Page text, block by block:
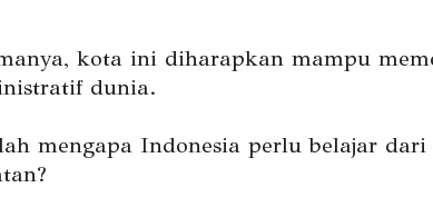
kota ini diharapkan mampu
dunia.
mengapa Indonesia perlu belajar